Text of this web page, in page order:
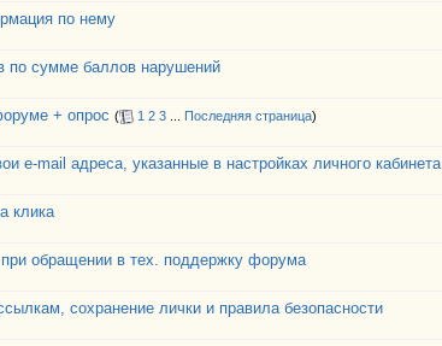
по нему
по сумме баллов нарушений
+ опрос ( 1 2 3 Последняя страница)
e-mail адреса, указанные в настройках личного кабинета
клика
обращении в тех. поддержку форума
сохранение лички и правила безопасности